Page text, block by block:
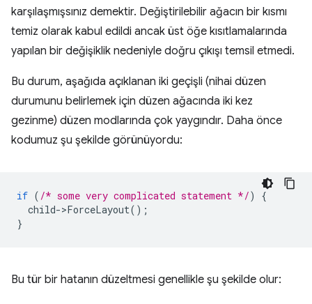
karşılaşmışsınız demektir. Değiştirilebilir ağacın bir kısmı
temiz olarak kabul edildi ancak üst öğe kısıtlamalarında
yapılan bir değişiklik nedeniyle doğru çıkışı temsil etmedi.
Bu durum, aşağıda açıklanan iki geçişli (nihai düzen
durumunu belirlemek için düzen ağacında iki kez
gezinme) düzen modlarında çok yaygındır. Daha önce
kodumuz şu şekilde görünüyordu:
if ( /* some very complicated statement */)
{
child->ForceLayout();
}
Bu tür bir hatanın düzeltmesi genellikle şu şekilde olur: